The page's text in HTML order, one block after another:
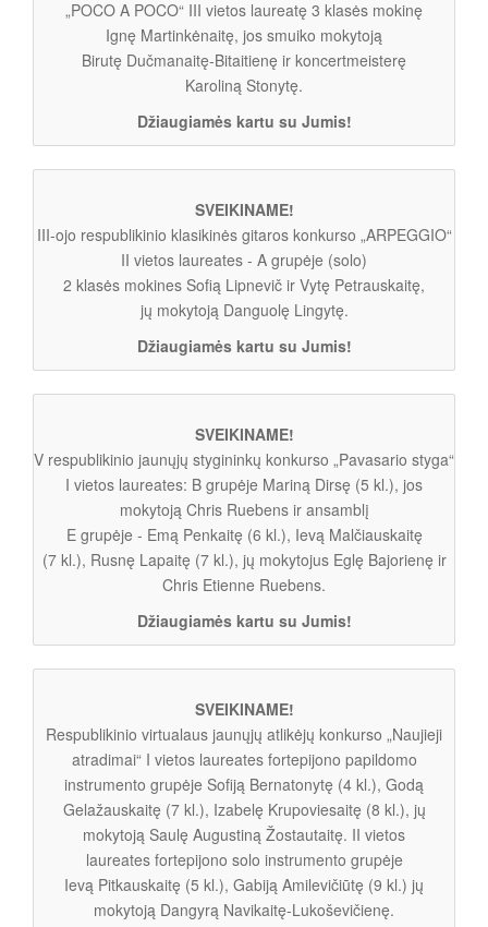
„POCO A POCO“ III vietos laureatę 3 klasės mokinę
Ignę Martinkėnaitę, jos smuiko mokytoją
Birutę Dučmanaitę-Bitaitienę ir koncertmeisterę
Karoliną Stonytę.
Džiaugiamės kartu su Jumis!
SVEIKINAME!
III-ojo respublikinio klasikinės gitaros konkurso „ARPEGGIO“
II vietos laureates - A grupėje (solo)
2 klasės mokines Sofią Lipnevič ir Vytę Petrauskaitę,
jų mokytoją Danguolę Lingytę.
Džiaugiamės kartu su Jumis!
SVEIKINAME!
V respublikinio jaunųjų stygininkų konkurso „Pavasario styga“
I vietos laureates: B grupėje Mariną Dirsę (5 kl.), jos
mokytoją Chris Ruebens ir ansamblį
E grupėje - Emą Penkaitę (6 kl.), Ievą Malčiauskaitę
(7 kl.), Rusnę Lapaitę (7 kl.), jų mokytojus Eglę Bajorienę ir
Chris Etienne Ruebens.
Džiaugiamės kartu su Jumis!
SVEIKINAME!
Respublikinio virtualaus jaunųjų atlikėjų konkurso „Naujieji
atradimai“ I vietos laureates fortepijono papildomo
instrumento grupėje Sofiją Bernatonytę (4 kl.), Godą
Gelažauskaitę (7 kl.), Izabelę Krupoviesaitę (8 kl.), jų
mokytoją Saulę Augustiną Žostautaitę. II vietos
laureates fortepijono solo instrumento grupėje
Ievą Pitkauskaitę (5 kl.), Gabiją Amilevičiūtę (9 kl.) jų
mokytoją Dangyrą Navikaitę-Lukoševičienę.